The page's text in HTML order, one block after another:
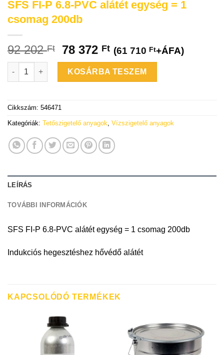
SFS FI-P 6.8-PVC alátét egység = 1
csomag 200db
92 202Ft 78 372 Ft (61 710 Ft+ÁFA)
SFS FI-P 6.8-PVC alátét egység = 1 csomag 200db mennyiség
KOSÁRBA TESZEM
Cikkszám: 546471
Kategóriák: Tetőszigetelő anyagok, Vízszigetelő anyagok
LEÍRÁS
TOVÁBBI INFORMÁCIÓK
SFS FI-P 6.8-PVC alátét egység = 1 csomag 200db
Indukciós hegesztéshez hővédő alátét
KAPCSOLÓDÓ TERMÉKEK